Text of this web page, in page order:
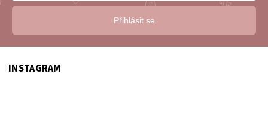
INSTAGRAM
Přihlásit se